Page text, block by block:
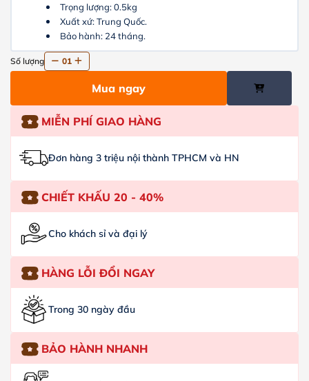
Trọng lượng: 0.5kg
Xuất xứ: Trung Quốc.
Bảo hành: 24 tháng.
Số lượng 01
Mua ngay
MIỄN PHÍ GIAO HÀNG
Đơn hàng 3 triệu nội thành TPHCM và HN
CHIẾT KHẤU 20 - 40%
Cho khách sỉ và đại lý
HÀNG LỖI ĐỔI NGAY
Trong 30 ngày đầu
BẢO HÀNH NHANH